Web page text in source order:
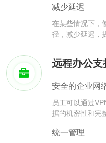
减少延迟
在某些情况下，
径，减少延迟，
远程办公支
安全的企业网
员工可以通过
据的机密性和完
统一管理